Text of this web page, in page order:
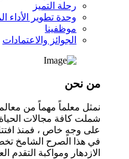
رحلة التميز
وحدة تطوير الأداء
موظفينا
الجوائز والاعتمادات
من نحن
نمثل معلماً مهماً من معالم
شملت كافة مجالات
على وجهٍ خاص ، فمنذ
في هذا الصرح الشامخ
الازدهار ومواكبة التقدم